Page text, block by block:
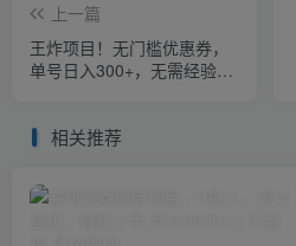
上一篇
王炸项目！无门槛优惠券，
单号日入300+，无需经验直
相关推荐